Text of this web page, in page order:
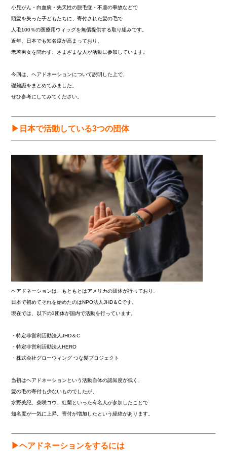
小児がん・白血病・先天性の脱毛症・不慮の事故などで
頭髪を失った子どもたちに、寄付された髪の毛で
人毛100％の医療用ウィッグを無償提供する取り組みです。
近年、日本でも知名度が高まっており、
老若男女を問わず、さまざまな人が活動に参加しています。
今回は、ヘアドネーションについて説明した上で、
礎知識をまとめてみました。
ぜひ参考にしてみてください。
▶日本で活動している3つの団体
ヘアドネーションは、もともとはアメリカの団体が行っており、
日本で初めてそれを始めたのはNPO法人JHD＆Cです。
現在では、以下の3団体が国内で活動を行っています。
・特定非営利活動法人JHD＆C
・特定非営利活動法人HERO
・株式会社グローウィング つな髪プロジェクト
当初はヘアドネーションという活動自体の認知度が低く、
髪の毛の寄付も少ないものでしたが、
水野美紀、柴咲コウ、紅蘭といった有名人が参加したことで
知名度が一気に上昇。寄付が増加したという経緯があります。
▶ヘアドネーションをするには